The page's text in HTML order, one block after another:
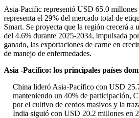
Asia-Pacific representó USD 65.0
representa el 29% del mercado total de
Smart. Se proyecta que la región crecerá a
del 4.6% durante 2025-2034, impulsada
ganado, las exportaciones de carne en
de manejo de enfermedades.
Asia -Pacífico: los principales países
China lideró Asia-Pacífico con USD
manteniendo un 40% de participación,
por el cultivo de cerdos masivos y la
India siguió con USD 20.2 millones en